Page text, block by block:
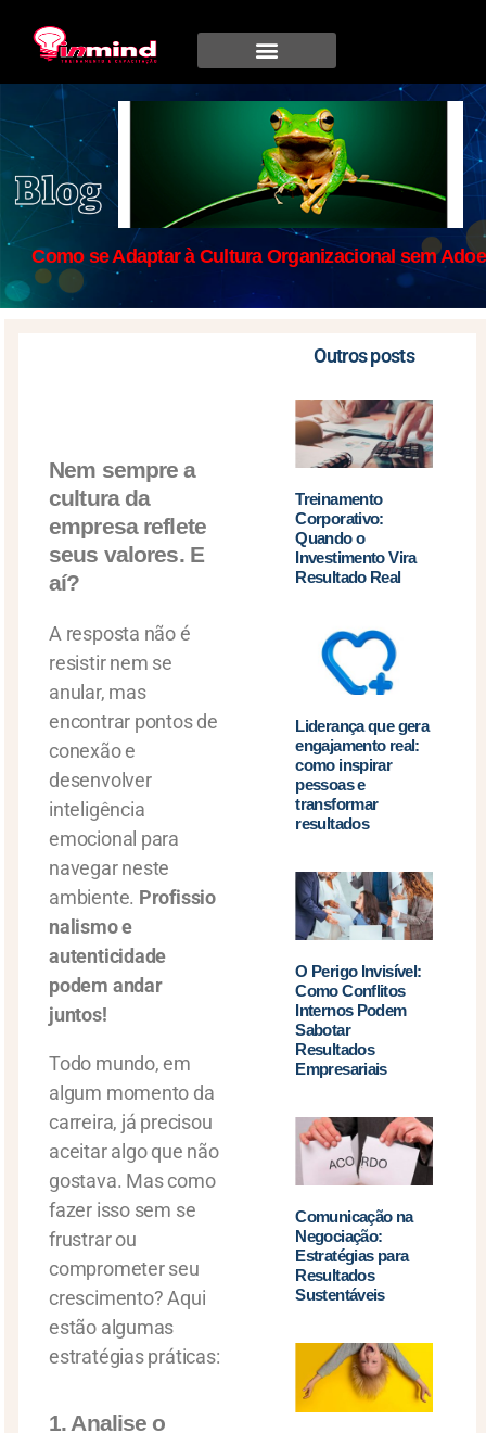
Como se Adaptar à Cultura Organizacional sem
Nem sempre a
cultura da
empresa reflete
seus valores. E
aí?
A resposta não é
resistir nem se
anular, mas
encontrar pontos de
conexão e
desenvolver
inteligência
emocional para
navegar neste
ambiente. Profissio
nalismo e
autenticidade
podem andar
juntos!
Todo mundo, em
algum momento da
carreira, já precisou
aceitar algo que não
gostava. Mas como
fazer isso sem se
frustrar ou
comprometer seu
crescimento? Aqui
estão algumas
estratégias práticas:
1. Analise o
Outros posts
Treinamento
Corporativo:
Quando o
Investimento Vira
Resultado Real
Liderança que gera
engajamento real:
como inspirar
pessoas e
transformar
resultados
O Perigo Invisível:
Como Conflitos
Internos Podem
Sabotar
Resultados
Empresariais
Comunicação na
Negociação:
Estratégias para
Resultados
Sustentáveis